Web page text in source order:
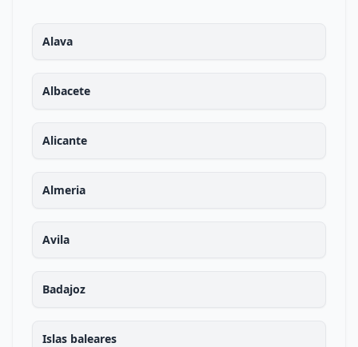
Alava
Albacete
Alicante
Almeria
Avila
Badajoz
Islas baleares